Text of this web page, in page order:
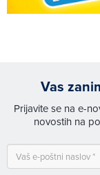
Vas
Prijavite se na e-
novostih na